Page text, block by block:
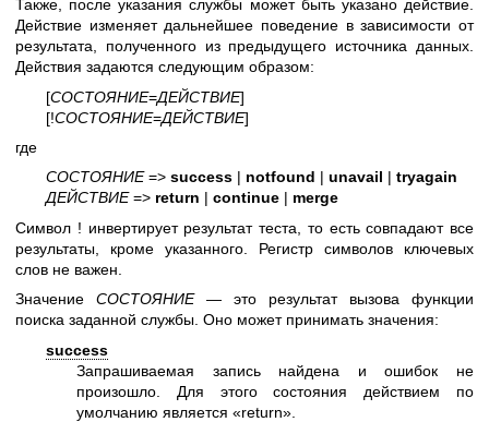
Также, после указания службы может быть указано действие.
Действие изменяет дальнейшее поведение в зависимости от
результата, полученного из предыдущего источника данных.
Действия задаются следующим образом:
[СОСТОЯНИЕ=ДЕЙСТВИЕ]
[!СОСТОЯНИЕ=ДЕЙСТВИЕ]
где
СОСТОЯНИЕ=> success | notfound | unavail | tryagain
ДЕЙСТВИЕ=> return | continue | merge
Символ ! инвертирует результат теста, то есть совпадают все
результаты, кроме указанного. Регистр символов ключевых
слов не важен.
Значение СОСТОЯНИЕ— это результат вызова функции
поиска заданной службы. Оно может принимать значения:
success
Запрашиваемая запись найдена и ошибок не
произошло. Для этого состояния действием по
умолчанию является «return».